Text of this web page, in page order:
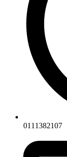
0111382107